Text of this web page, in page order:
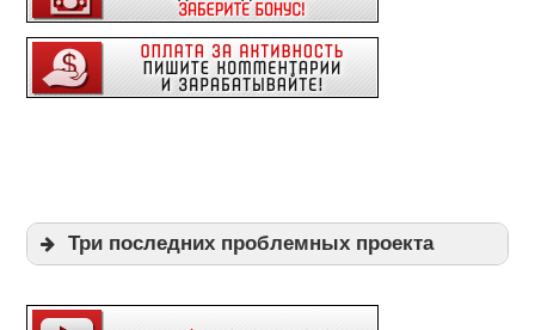
Три последних проблемных проекта
Playpayouts